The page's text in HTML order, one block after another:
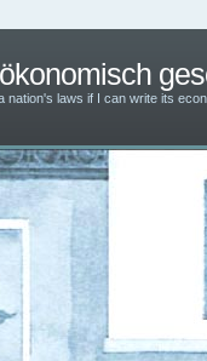
nation's laws if I can write its